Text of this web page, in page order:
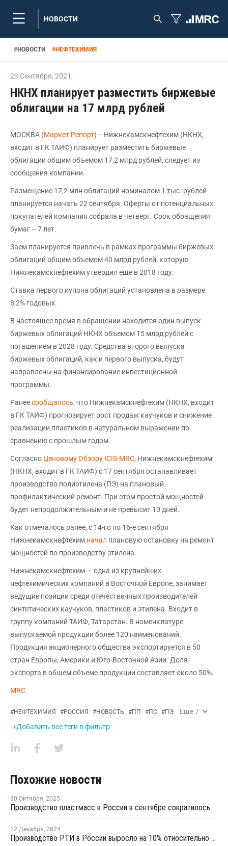
НОВОСТИ
#НОВОСТИ #НЕФТЕХИМИЯ
23 Сентября, 2021
НКНХ планирует разместить биржевые
облигации на 17 млрд рублей
МОСКВА (Маркет Репорт) -- Нижнекамскнефтехим (НКНХ,
входит в ГК ТАИФ) планирует разместить биржевые
облигации общим объемом 17,2 млрд рублей, следует из
сообщения компании.
Размещение 17,2 млн облигаций номиналом 1 тыс. рублей
планируется начать 22 сентября. Оферты от потенциальных
покупателей компания собрала в четверг. Срок обращения
бумаг – 7 лет.
Заем планируется привлечь в рамках программы биржевых
облигаций общим объемом 40 млрд рублей, которую
Нижнекамскнефтехим утвердил еще в 2018 году.
Ставка первого купона облигаций установлена в размере
8,2% годовых.
В настоящее время в обращении находится один выпуск
биржевых облигаций НКНХ объемом 15 млрд рублей с
погашением в 2028 году. Средства второго выпуска
биржевых облигаций, как и первого выпуска, будут
направлены на финансирование инвестиционной
программы.
Ранеесообщалось, что Нижнекамскнефтехим (НКНХ, входит
в ГК ТАИФ) прогнозирует рост продаж каучуков и снижение
реализации пластиков в натуральном выражении по
сравнению с прошлым годом.
Согласно Ценовому Обзору ICIS-MRC, Нижнекамскнефтехим
(НКНХ, входит в ГК ТАИФ) с 17 сентября останавливает
производство полиэтилена (ПЭ) на плановый
профилактический ремонт. При этом простой мощностей
будет непродолжительным и не превысит 10 дней.
Как отмечалось ранее, с 14-го по 16-е сентября
Нижнекамскнефтехим начал плановую остановку на ремонт
мощностей по производству этилена.
Нижнекамскнефтехим — одна из крупнейших
нефтехимических компаний в Восточной Европе, занимает
ведущие позиции среди отечественных производителей
синтетических каучуков, пластиков и этилена. Входит в
группу компаний ТАИФ, Татарстан. В номенклатуре
выпускаемой продукции более 120 наименований.
Продукция акционерного общества экспортируется в 50
стран Европы, Америки и Юго-Восточной Азии. Доля
экспорта в общем объеме продукции составляет около 50%.
MRC
#НЕФТЕХИМИЯ #РОССИЯ #НОВОСТЬ #ПП #ПС #ПЭ Еще7
+Добавить все теги в фильтр
Похожие новости
30 Октября, 2025
Производство пластмасс в России в сентябре сократилось на 9,6%
12 Декабря, 2024
Производство РТИ в России выросло на 10% относительно 2021 года